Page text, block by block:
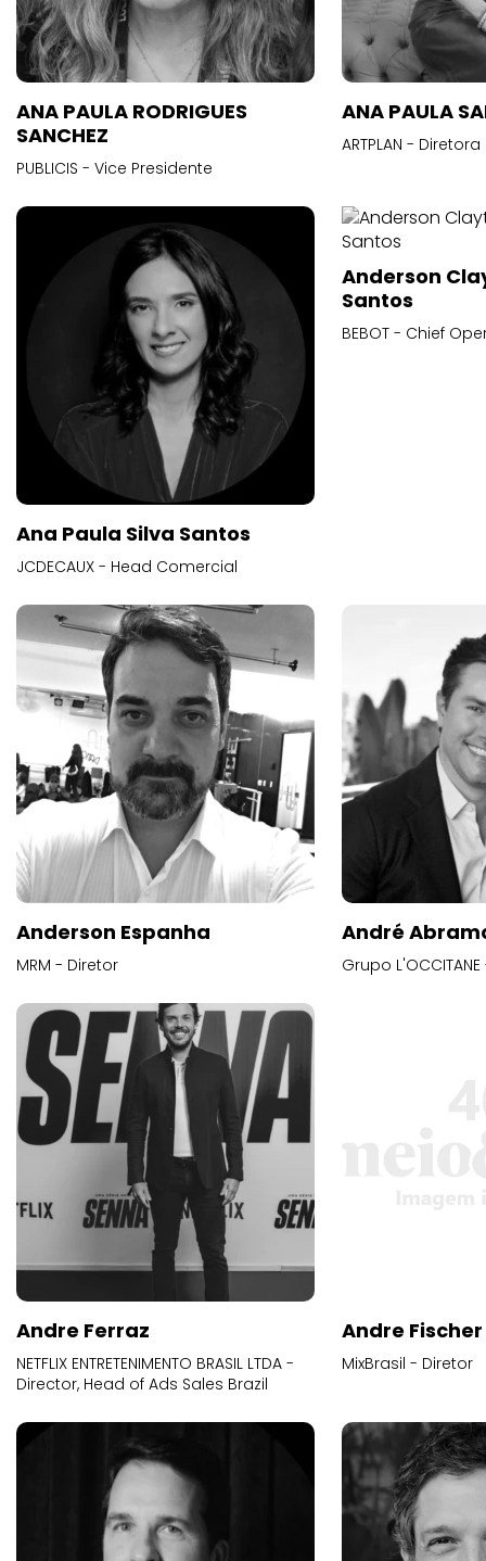
ANA PAULA RODRIGUES
SANCHEZ
PUBLICIS - Vice Presidente
ANA PAULA
ARTPLAN -
Ana Paula Silva Santos
JCDECAUX - Head Comercial
Anderson
Santos
BEBOT - Chief
Anderson Espanha
MRM - Diretor
André
Grupo
Andre Ferraz
NETFLIX ENTRETENIMENTO BRASIL LTDA -
Director, Head of Ads Sales Brazil
Andre Fischer
MixBrasil - Diretor